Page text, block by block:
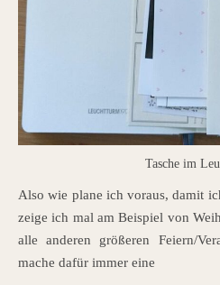
Tasche im
Also wie plane ich voraus, damit
zeige ich mal am Beispiel von
alle anderen größeren Feiern/
mache dafür immer eine